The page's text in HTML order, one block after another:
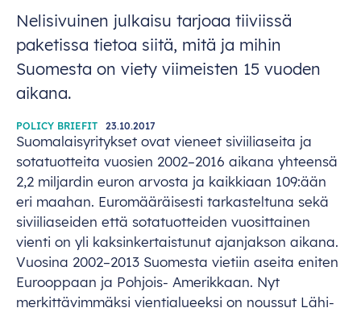
Nelisivuinen julkaisu tarjoaa tiiviissä
paketissa tietoa siitä, mitä ja mihin
Suomesta on viety viimeisten 15 vuoden
aikana.
POLICY BRIEFIT 23.10.2017
Suomalaisyritykset ovat vieneet siviiliaseita ja
sotatuotteita vuosien 2002–2016 aikana yhteensä
2,2 miljardin euron arvosta ja kaikkiaan 109:ään
eri maahan. Euromääräisesti tarkasteltuna sekä
siviiliaseiden että sotatuotteiden vuosittainen
vienti on yli kaksinkertaistunut ajanjakson aikana.
Vuosina 2002–2013 Suomesta vietiin aseita eniten
Eurooppaan ja Pohjois- Amerikkaan. Nyt
merkittävimmäksi vientialueeksi on noussut Lähi-